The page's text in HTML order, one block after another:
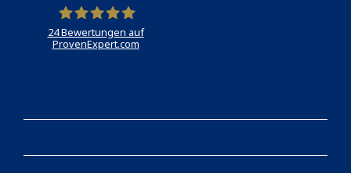
24Bewertungen auf
ProvenExpert.com